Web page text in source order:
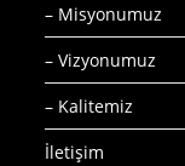
– Misyonumuz
– Vizyonumuz
– Kalitemiz
İletişim